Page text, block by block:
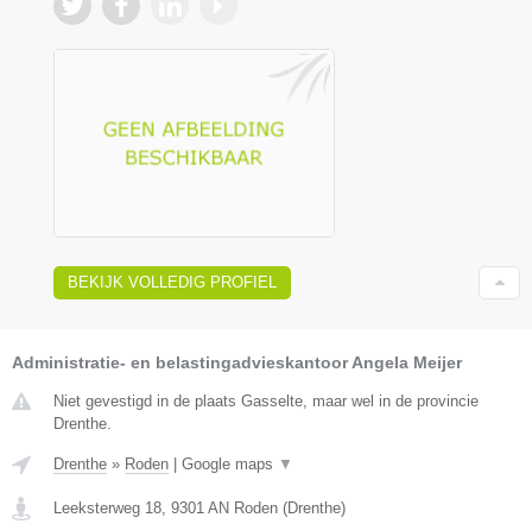
BEKIJK VOLLEDIG PROFIEL
Administratie- en belastingadvieskantoor Angela Meijer
Niet gevestigd in de plaats Gasselte, maar wel in de provincie
Drenthe.
Drenthe » Roden | Google maps ▼
Leeksterweg 18 9301 AN Roden (Drenthe)